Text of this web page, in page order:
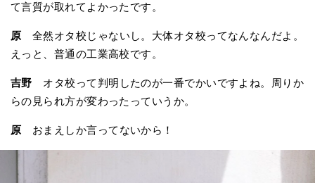
て言質が取れてよかったです。
原 全然オタ校じゃないし。大体オタ校ってなんなんだよ。
えっと、普通の工業高校です。
吉野 オタ校って判明したのが一番でかいですよね。周りか
らの見られ方が変わったっていうか。
原 おまえしか言ってないから！